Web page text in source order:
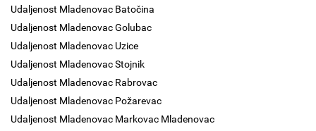
Udaljenost Mladenovac Batočina
Udaljenost Mladenovac Golubac
Udaljenost Mladenovac Uzice
Udaljenost Mladenovac Stojnik
Udaljenost Mladenovac Rabrovac
Udaljenost Mladenovac Požarevac
Udaljenost Mladenovac Markovac Mladenovac